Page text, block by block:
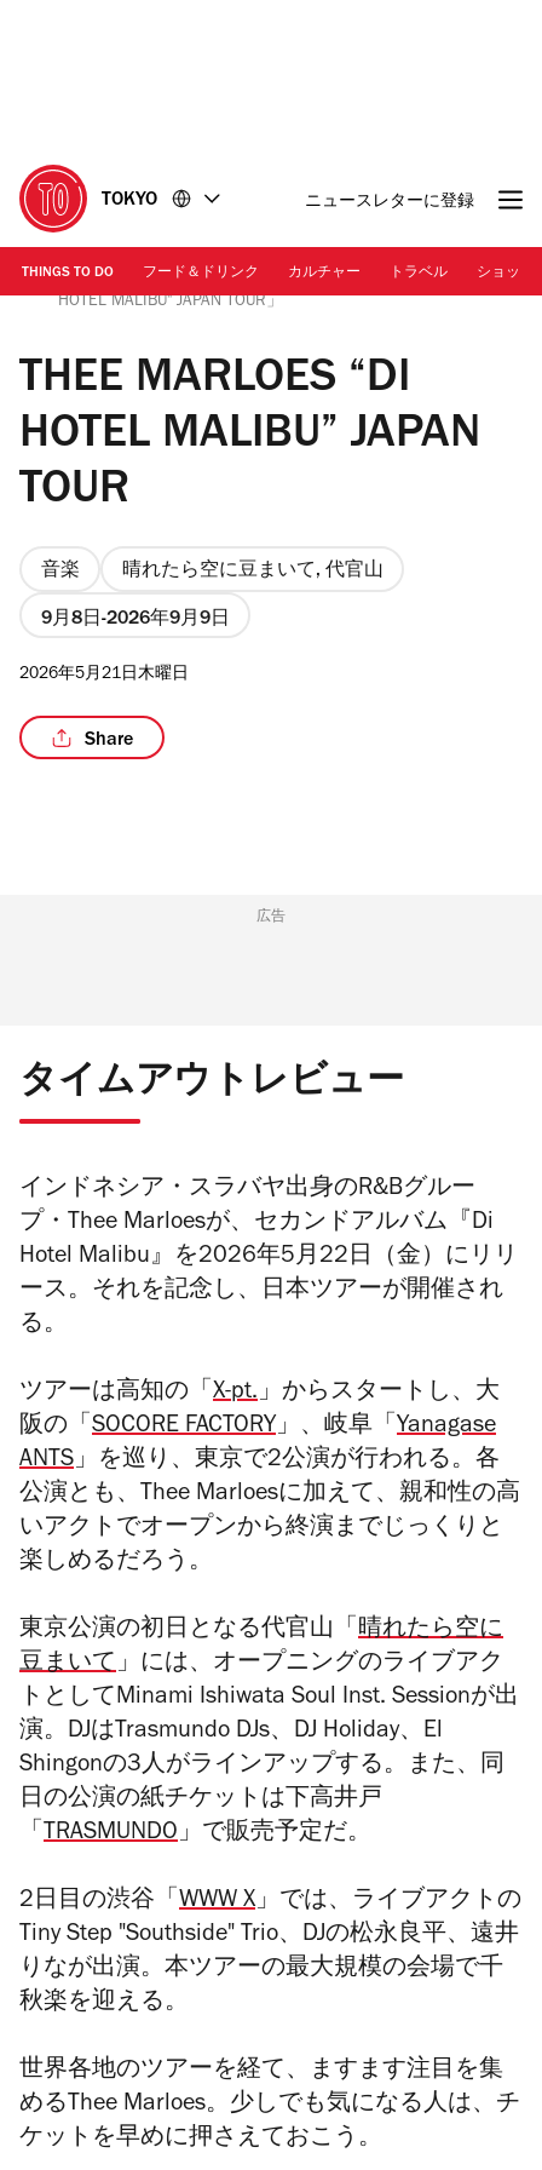
に
移
動
移
動
TOKYO ニュースレターに登録
THINGS TO DO フード＆ドリンク カルチャー トラベル ショッピ
画像提供：MUSIC CAMP, Inc. | 「THEE MARLOES “DI
HOTEL MALIBU" JAPAN TOUR」
THEE MARLOES “DI
HOTEL MALIBU” JAPAN
TOUR
音楽 晴れたら空に豆まいて, 代官山
9月8日 2026年9月9日
2026年5月21日木曜日
Share
広告
タイムアウトレビュー
インドネシア・スラバヤ出身のR&Bグルー
プ・Thee Marloesが、セカンドアルバム『Di
Hotel Malibu』を2026年5月22日（金）にリリ
ース。それを記念し、日本ツアーが開催され
る。
ツアーは高知の「 X-pt.」からスタートし、大
阪の「 SOCORE FACTORY」、岐阜「 Yanagase
ANTS」を巡り、東京で2公演が行われる。各
公演とも、Thee Marloesに加えて、親和性の高
いアクトでオープンから終演までじっくりと
楽しめるだろう。
東京公演の初日となる代官山「 晴れたら空に
豆まいて」には、オープニングのライブアク
トとしてMinami Ishiwata Soul Inst. Sessionが出
演。DJはTrasmundo DJs、DJ Holiday、El
Shingonの3人がラインアップする。また、同
日の公演の紙チケットは下高井戸
「 TRASMUNDO」で販売予定だ。
2日目の渋谷「 WWW X」では、ライブアクトの
Tiny Step "Southside" Trio、DJの松永良平、遠井
りなが出演。本ツアーの最大規模の会場で千
秋楽を迎える。
世界各地のツアーを経て、ますます注目を集
めるThee Marloes。少しでも気になる人は、チ
ケットを早めに押さえておこう。